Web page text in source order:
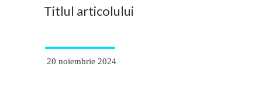
Titlul articolului
20 noiembrie 2024